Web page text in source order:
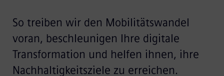
So treiben wir den Mobilitätswandel
voran, beschleunigen Ihre digitale
Transformation und helfen ihnen, ihre
Nachhaltigkeitsziele zu erreichen.